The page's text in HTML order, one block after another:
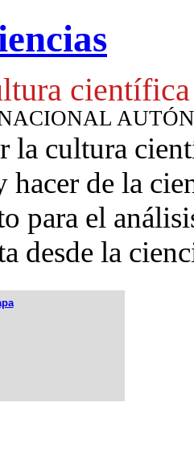
científica
la cultura
de la
para el
desde la